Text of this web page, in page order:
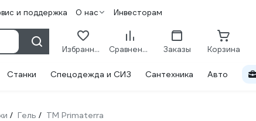
и поддержка О нас Инвесторам
Избранное Сравнение Заказы Корзина
Станки Спецодежда и СИЗ Сантехника Авто
/ Гель / TM Primaterra